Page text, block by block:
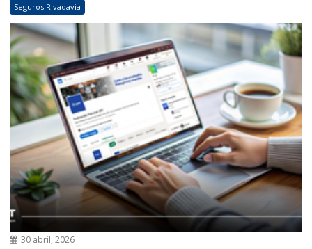
Seguros Rivadavia
30 abril, 2026